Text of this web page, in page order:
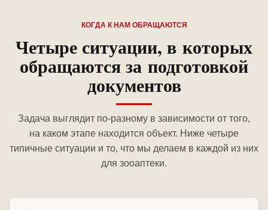
КОГДА К НАМ ОБРАЩАЮТСЯ
Четыре ситуации, в которых
обращаются за подготовкой
документов
Задача выглядит по-разному в зависимости от того,
на каком этапе находится объект. Ниже четыре
типичные ситуации и то, что мы делаем в каждой из них
для зооаптеки.